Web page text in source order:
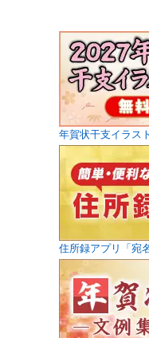
年賀状干支イラス
住所録アプリ「宛